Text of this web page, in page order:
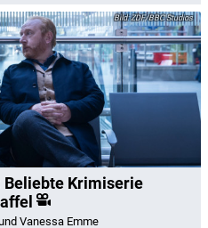
ZDF/BBC Studios
Beliebte Krimiserie
Vanessa Emme